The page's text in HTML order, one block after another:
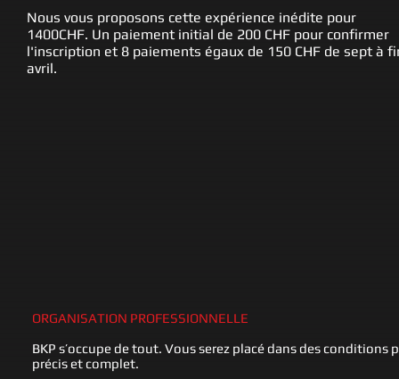
Nous vous proposons cette expérience inédite pour
1400CHF. Un paiement initial de 200 CHF pour confirmer
l'inscription et 8 paiements égaux de 150 CHF de sept à
avril.
ORGANISATION PROFESSIONNELLE
BKP s’occupe de tout. Vous serez placé dans des
précis et complet.